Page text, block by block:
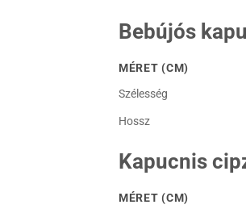
Bebújós
MÉRET (CM)
Szélesség
Hossz
Kapucnis
MÉRET (CM)